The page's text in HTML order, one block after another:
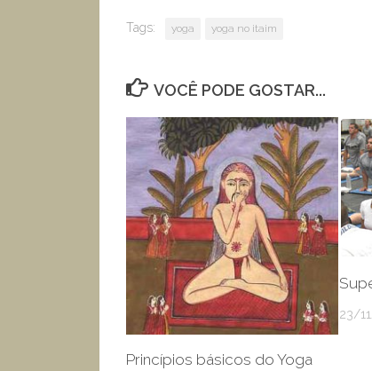
Tags: yoga yoga no itaim
VOCÊ PODE GOSTAR...
Princípios básicos do Yoga
23/